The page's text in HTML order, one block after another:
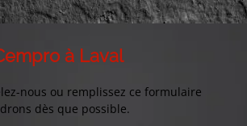
à Laval
nous ou remplissez ce formulaire
dès que possible.